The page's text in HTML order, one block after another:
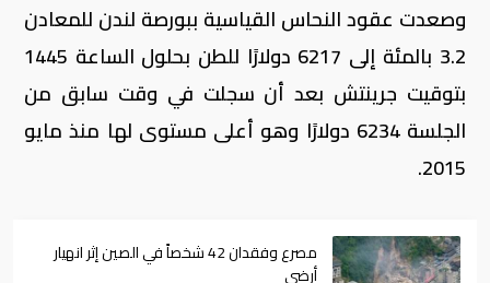
وصعدت عقود النحاس القياسية ببورصة لندن للمعادن
3.2 بالمئة إلى 6217 دولارًا للطن بحلول الساعة 1445
بتوقيت جرينتش بعد أن سجلت في وقت سابق من
الجلسة 6234 دولارًا وهو أعلى مستوى لها منذ مايو
2015.
مصرع وفقدان 42 شخصاً في الصين إثر انهيار
أرضي